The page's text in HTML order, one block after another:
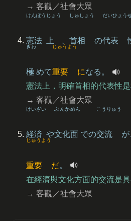
→ 客觀／社會大眾
憲法
けんぽう
上
じょう
首相
しゅしょう
の代表
だいひょう
極
きわ
めて重要
じゅうよう
になる。
憲法上，明確首相的代表性是
→ 客觀／社會大眾
経済
けいざい
や文化
ぶんか
面
めん
での交流
こうりゅう
が
重要
じゅうよう
だ。
在經濟與文化方面的交流是
→ 客觀／社會大眾